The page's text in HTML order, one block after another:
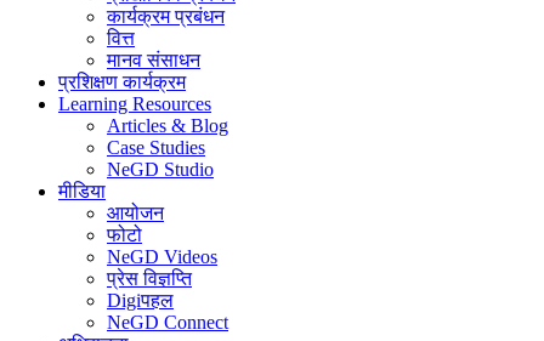
कार्यक्रम प्रबंधन
वित्त
मानव संसाधन
प्रशिक्षण कार्यक्रम
Learning Resources
Articles & Blog
Case Studies
NeGD Studio
मीडिया
आयोजन
फोटो
NeGD Videos
प्रेस विज्ञप्ति
Digiपहल
NeGD Connect